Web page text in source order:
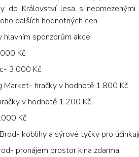
do Království lesa s
dalších hodnotných cen.
sponzorům akce:
Kč
3.000 Kč
Market- hračky v hodnotě 1.800 Kč
v hodnotě 1.200 Kč
Kč
koblihy a sýrové tyčky pro
pronájem prostor kina zdarma